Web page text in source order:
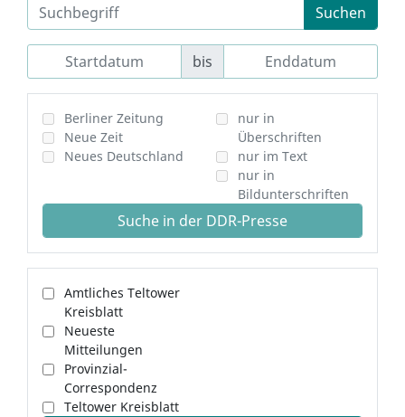
Suchen
bis
Berliner Zeitung
Neue Zeit
Neues Deutschland
nur in
Überschriften
nur im Text
nur in
Bildunterschriften
Suche in der DDR-Presse
Amtliches Teltower
Kreisblatt
Neueste
Mitteilungen
Provinzial-
Correspondenz
Teltower Kreisblatt